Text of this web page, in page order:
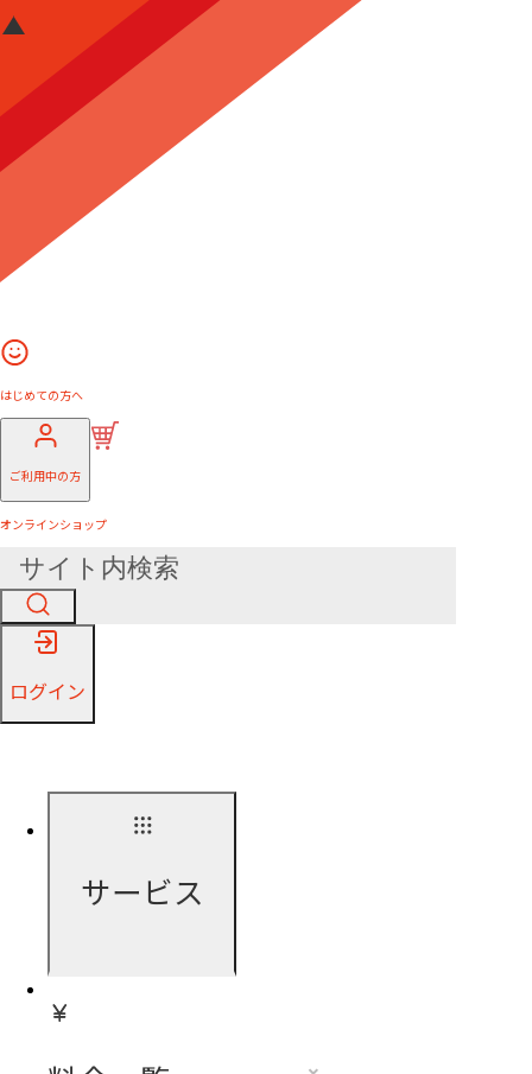
はじめての方へ
ご利用中の方
オンラインショップ
ログイン
サービス